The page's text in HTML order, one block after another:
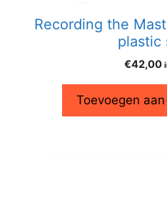
Recording the
plastic
€42,00
Toevoegen